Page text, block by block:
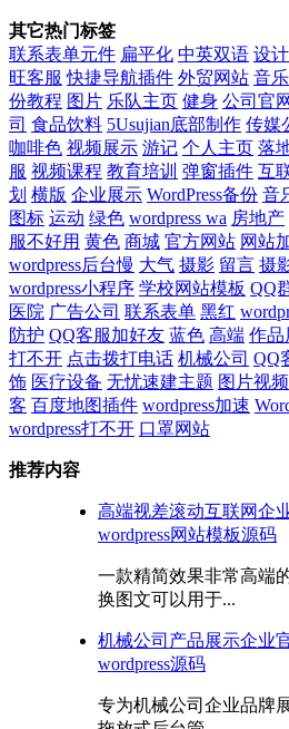
其它热门标签
联系表单元件 扁平化 中英双语 设
旺客服 快捷导航插件 外贸网站 音
份教程 图片 乐队主页 健身 公司官网
司 食品饮料 5Usujian底部制作 传媒
咖啡色 视频展示 游记 个人主页 落
服 视频课程 教育培训 弹窗插件 互
划 横版 企业展示 WordPress备份 音
图标 运动 绿色 wordpress wa 房地产
服不好用 黄色 商城 官方网站 网站
wordpress后台慢 大气 摄影 留言 摄
wordpress小程序 学校网站模板 QQ
医院 广告公司 联系表单 黑红
防护 QQ客服加好友 蓝色 高端 作品
打不开 点击拨打电话 机械公司 QQ
饰 医疗设备 无忧速建主题 图片视
客 百度地图插件 wordpress加速
wordpress打不开 口罩网站
推荐内容
高端视差滚动互联网企
wordpress网站模板源码
一款精简效果非常高端
换图文可以用于...
机械公司产品展示企业
wordpress源码
专为机械公司企业品牌